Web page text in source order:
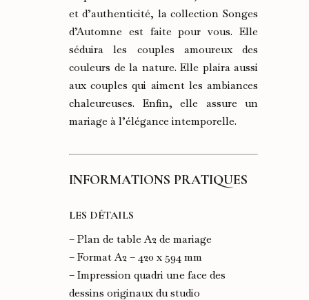
et d’authenticité, la collection Songes
d’Automne est faite pour vous. Elle
séduira les couples amoureux des
couleurs de la nature. Elle plaira aussi
aux couples qui aiment les ambiances
chaleureuses. Enfin, elle assure un
mariage à l’élégance intemporelle.
INFORMATIONS PRATIQUES
LES DÉTAILS
– Plan de table A2 de mariage
– Format A2 – 420 x 594 mm
– Impression quadri une face des
dessins originaux du studio